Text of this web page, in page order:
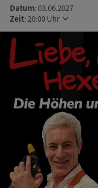
Datum: 03.06.2027
Zeit: 20:00 Uhr